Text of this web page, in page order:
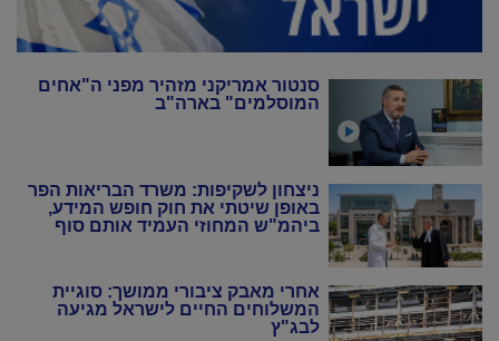
סנטור אמריקני מזהיר מפני ה"אחים
המוסלמים" בארה"ב
ניצחון לשקיפות: משרד הבריאות הפר
באופן שיטתי את חוק חופש המידע,
ביהמ"ש המחוזי העמיד אותם סוף
אחרי מאבק ציבורי ממושך: סוגיית
המשלוחים החיים לישראל מגיעה
לבג"ץ